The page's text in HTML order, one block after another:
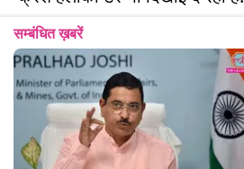
सम्बंधित ख़बरें